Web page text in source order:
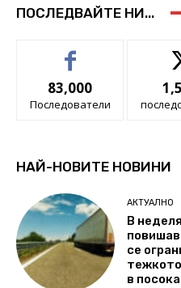
ПОСЛЕДВАЙТЕ НИ...
83,000
Последователи
НАЙ-НОВИТЕ НОВИНИ
АКТУАЛНО
В
се
в